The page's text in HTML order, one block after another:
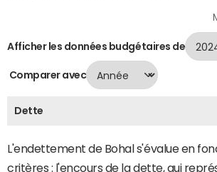
Afficher les données budgétaires de
Comparer avec
Dette
L'endettement de Bohal s'évalue en
critères : l'encours de la dette, qui